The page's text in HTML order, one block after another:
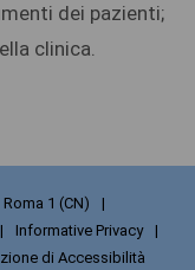
dei pazienti;
clinica.
1 (CN)
|
| Informative Privacy
|
di Accessibilità